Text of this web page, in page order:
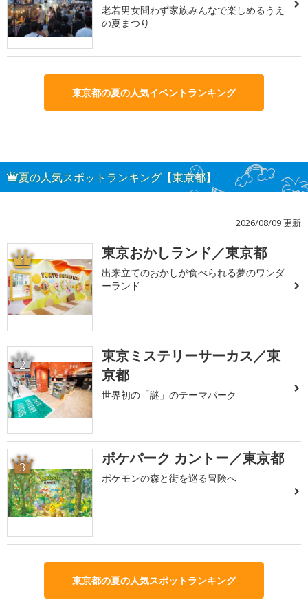
老若男女問わず家族みんなで楽しめるうえ
の夏まつり
東京都の夏の人気イベントランキング
夏の人気スポットランキング【東京都】
2026/08/09 更新
1 東京おかしランド／東京都
出来立てのおかしが食べられる夢のワンダ
ーランド
2
東京ミステリーサーカス／東
京都
世界初の「謎」のテーマパーク
3 ポケパーク カントー／東京都
ポケモンの森と街を巡る冒険へ
東京都の夏の人気スポットランキング